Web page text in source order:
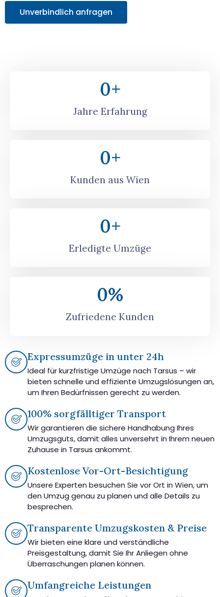
Unverbindlich anfragen
Jahre Erfahrung
0+
Kunden aus Wien
0+
Erledigte Umzüge
0+
Zufriedene Kunden
0%
Expressumzüge in unter 24h
Ideal für kurzfristige Umzüge nach Tarsus – wir
bieten schnelle und effiziente Umzugslösungen an,
um Ihren Bedürfnissen gerecht zu werden.
100% sorgfälltiger Transport
Wir garantieren die sichere Handhabung Ihres
Umzugsguts, damit alles unversehrt in Ihrem neuen
Zuhause in Tarsus ankommt.
Kostenlose Vor-Ort-Besichtigung
Unsere Experten besuchen Sie vor Ort in Wien, um
den Umzug genau zu planen und alle Details zu
besprechen.
Transparente Umzugskosten & Preise
Wir bieten eine klare und verständliche
Preisgestaltung, damit Sie Ihr Anliegen ohne
Überraschungen planen können.
Umfangreiche Leistungen